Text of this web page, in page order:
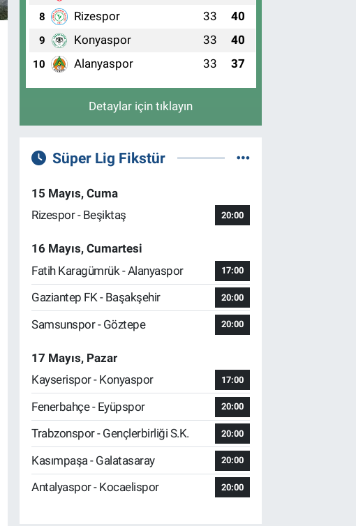
8 Rizespor 33 40
9 Konyaspor 33 40
10 Alanyaspor 33 37
Detaylar için tıklayın
Süper Lig Fikstür
15 Mayıs, Cuma
Rizespor - Beşiktaş
20:00
16 Mayıs, Cumartesi
Fatih Karagümrük - Alanyaspor
17:00
Gaziantep FK - Başakşehir 20:00
Samsunspor - Göztepe 20:00
17 Mayıs, Pazar
Kayserispor - Konyaspor
17:00
Fenerbahçe - Eyüpspor 20:00
Trabzonspor - Gençlerbirliği S.K. 20:00
Kasımpaşa - Galatasaray 20:00
Antalyaspor - Kocaelispor 20:00